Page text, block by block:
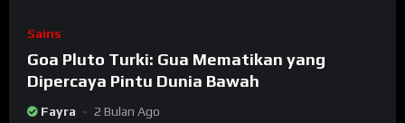
Sains
Goa Pluto Turki: Gua Mematikan yang
Dipercaya Pintu Dunia Bawah
Fayra 2 Bulan Ago